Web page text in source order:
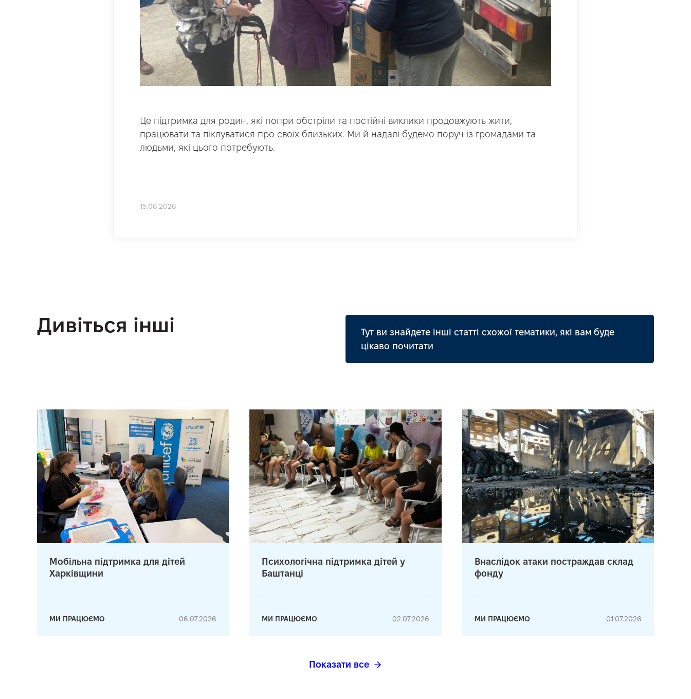
Це підтримка для родин, які попри обстріли та постійні виклики продовжують жити,
працювати та піклуватися про своїх близьких. Ми й надалі будемо поруч із громадами та
людьми, які цього потребують.
15.06.2026
Дивіться інші
Тут ви знайдете інші статті схожої тематики, які вам буде
цікаво почитати
Мобільна підтримка для дітей
Харківщини
МИ ПРАЦЮЄМО 06.07.2026
Психологічна підтримка дітей у
Баштанці
МИ ПРАЦЮЄМО 02.07.2026
Внаслідок атаки постраждав склад
фонду
МИ ПРАЦЮЄМО 01.07.2026
Показати все